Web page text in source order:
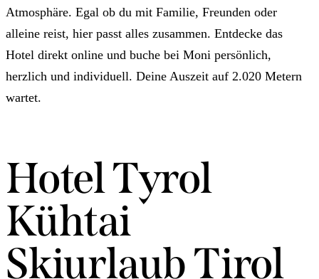
Hotel Tyrol
Kühtai
Skiurlaub Tirol